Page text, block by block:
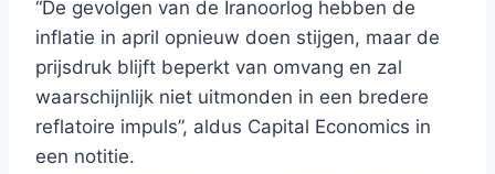
“De gevolgen van de Iranoorlog hebben de
inflatie in april opnieuw doen stijgen, maar de
prijsdruk blijft beperkt van omvang en zal
waarschijnlijk niet uitmonden in een bredere
reflatoire impuls”, aldus Capital Economics in
een notitie.